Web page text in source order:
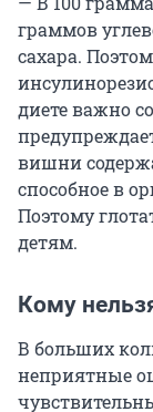
граммов
сахара.
диете важно
вишни
способное в
Поэтому
детям.
Кому
В больших
неприятные